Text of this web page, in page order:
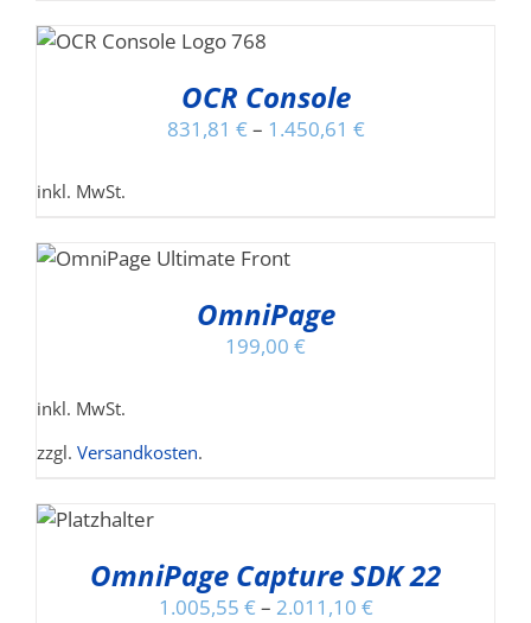
OCR Console
831,81 € – 1.450,61 €
inkl. MwSt.
OmniPage
199,00 €
inkl. MwSt.
zzgl. Versandkosten.
OmniPage Capture SDK 22
1.005,55 € – 2.011,10 €